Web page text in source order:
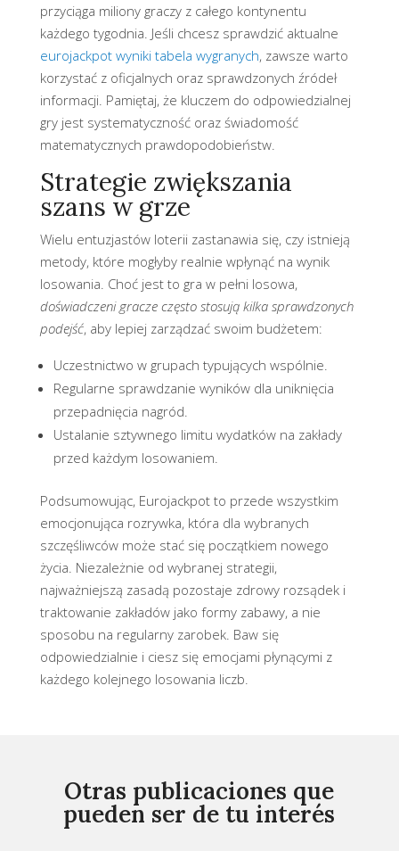
przyciąga miliony graczy z całego kontynentu
każdego tygodnia. Jeśli chcesz sprawdzić aktualne
eurojackpot wyniki tabela wygranych, zawsze warto
korzystać z oficjalnych oraz sprawdzonych źródeł
informacji. Pamiętaj, że kluczem do odpowiedzialnej
gry jest systematyczność oraz świadomość
matematycznych prawdopodobieństw.
Strategie zwiększania
szans w grze
Wielu entuzjastów loterii zastanawia się, czy istnieją
metody, które mogłyby realnie wpłynąć na wynik
losowania. Choć jest to gra w pełni losowa,
doświadczeni gracze często stosują kilka sprawdzonych
podejść, aby lepiej zarządzać swoim budżetem:
Uczestnictwo w grupach typujących wspólnie.
Regularne sprawdzanie wyników dla uniknięcia
przepadnięcia nagród.
Ustalanie sztywnego limitu wydatków na zakłady
przed każdym losowaniem.
Podsumowując, Eurojackpot to przede wszystkim
emocjonująca rozrywka, która dla wybranych
szczęśliwców może stać się początkiem nowego
życia. Niezależnie od wybranej strategii,
najważniejszą zasadą pozostaje zdrowy rozsądek i
traktowanie zakładów jako formy zabawy, a nie
sposobu na regularny zarobek. Baw się
odpowiedzialnie i ciesz się emocjami płynącymi z
każdego kolejnego losowania liczb.
Otras publicaciones que
pueden ser de tu interés